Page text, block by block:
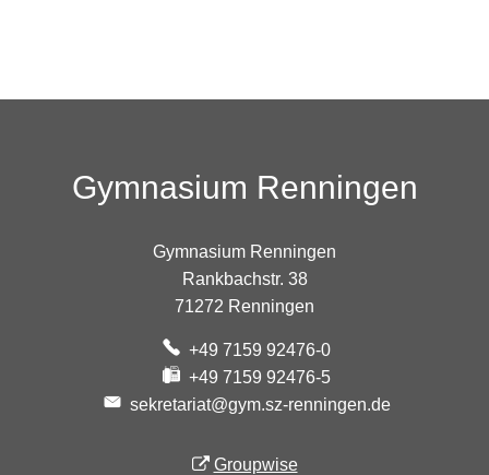
Gymnasium Renningen
Gymnasium Renningen
Rankbachstr. 38
71272 Renningen
+49 7159 92476-0
+49 7159 92476-5
sekretariat@gym.sz-renningen.de
Groupwise